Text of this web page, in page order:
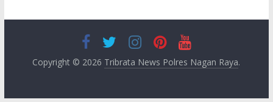
Copyright © 2026 Tribrata News Polres Nagan Raya.